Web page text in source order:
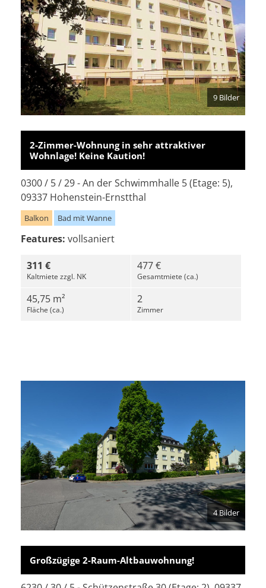
9 Bilder
2-Zimmer-Wohnung in sehr attraktiver
Wohnlage! Keine Kaution!
0300 / 5 / 29 - An der Schwimmhalle 5 (Etage: 5),
09337 Hohenstein-Ernstthal
Balkon Bad mit Wanne
Features: vollsaniert
311 €
Kaltmiete zzgl. NK
477 €
Gesamtmiete (ca.)
45,75 m²
Fläche (ca.)
2
Zimmer
4 Bilder
Großzügige 2-Raum-Altbauwohnung!